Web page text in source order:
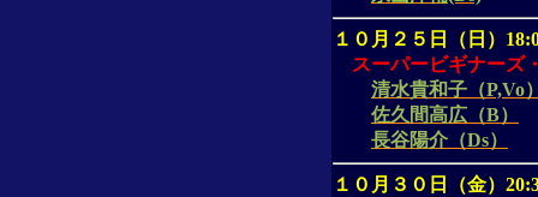
１０月２５日（日）
スーパービギナーズ
清水貴和子（P,Vo
佐久間高広（B）
長谷陽介（Ds）
１０月３０日（金）